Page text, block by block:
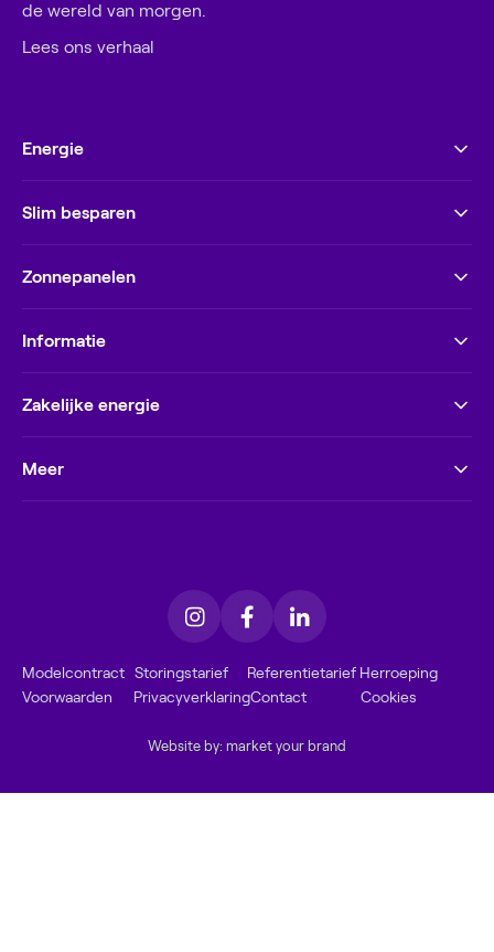
de wereld van morgen.
Lees ons verhaal
Energie
Slim besparen
Zonnepanelen
Informatie
Zakelijke energie
Meer
Modelcontract Storingstarief Referentietarief Herroeping
Voorwaarden
PrivacyverklaringContact Cookies
Website by: market your brand